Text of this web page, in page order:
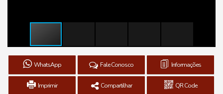
WhatsApp Fale Conosco Informações
Imprimir Compartilhar QR Code